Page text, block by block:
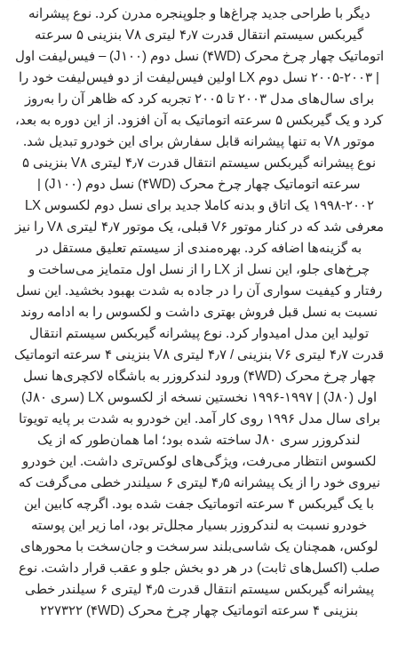
دیگر با طراحی جدید چراغ‌ها و جلوپنجره مدرن کرد. نوع پیشرانه
گیربکس سیستم انتقال قدرت ۴٫۷ لیتری V۸ بنزینی ۵ سرعته
اتوماتیک چهار چرخ محرک (۴WD) نسل دوم (J۱۰۰) – فیس‌لیفت اول
| ۲۰۰۳-۲۰۰۵ نسل دوم LX اولین فیس‌لیفت از دو فیس‌لیفت خود را
برای سال‌های مدل ۲۰۰۳ تا ۲۰۰۵ تجربه کرد که ظاهر آن را به‌روز
کرد و یک گیربکس ۵ سرعته اتوماتیک به آن افزود. از این دوره به بعد،
موتور V۸ به تنها پیشرانه قابل سفارش برای این خودرو تبدیل شد.
نوع پیشرانه گیربکس سیستم انتقال قدرت ۴٫۷ لیتری V۸ بنزینی ۵
سرعته اتوماتیک چهار چرخ محرک (۴WD) نسل دوم (J۱۰۰) |
۱۹۹۸-۲۰۰۲ یک اتاق و بدنه کاملا جدید برای نسل دوم لکسوس LX
معرفی شد که در کنار موتور V۶ قبلی، یک موتور ۴٫۷ لیتری V۸ را نیز
به گزینه‌ها اضافه کرد. بهره‌مندی از سیستم تعلیق مستقل در
چرخ‌های جلو، این نسل از LX را از نسل اول متمایز می‌ساخت و
رفتار و کیفیت سواری آن را در جاده به شدت بهبود بخشید. این نسل
نسبت به نسل قبل فروش بهتری داشت و لکسوس را به ادامه روند
تولید این مدل امیدوار کرد. نوع پیشرانه گیربکس سیستم انتقال
قدرت ۴٫۷ لیتری V۶ بنزینی / ۴٫۷ لیتری V۸ بنزینی ۴ سرعته اتوماتیک
چهار چرخ محرک (۴WD) ورود لندکروزر به باشگاه لاکچری‌ها نسل
اول (J۸۰) | ۱۹۹۶-۱۹۹۷ نخستین نسخه از لکسوس LX (سری J۸۰)
برای سال مدل ۱۹۹۶ روی کار آمد. این خودرو به شدت بر پایه تویوتا
لندکروزر سری J۸۰ ساخته شده بود؛ اما همان‌طور که از یک
لکسوس انتظار می‌رفت، ویژگی‌های لوکس‌تری داشت. این خودرو
نیروی خود را از یک پیشرانه ۴٫۵ لیتری ۶ سیلندر خطی می‌گرفت که
با یک گیربکس ۴ سرعته اتوماتیک جفت شده بود. اگرچه کابین این
خودرو نسبت به لندکروزر بسیار مجلل‌تر بود، اما زیر این پوسته
لوکس، همچنان یک شاسی‌بلند سرسخت و جان‌سخت با محورهای
صلب (اکسل‌های ثابت) در هر دو بخش جلو و عقب قرار داشت. نوع
پیشرانه گیربکس سیستم انتقال قدرت ۴٫۵ لیتری ۶ سیلندر خطی
بنزینی ۴ سرعته اتوماتیک چهار چرخ محرک (۴WD) ۲۲۷۳۲۲